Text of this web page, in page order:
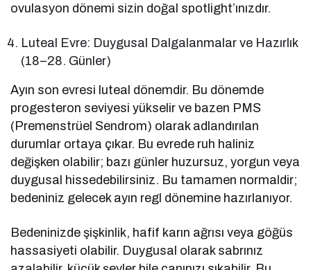
ovulasyon dönemi sizin doğal spotlight’ınızdır.
Luteal Evre: Duygusal Dalgalanmalar ve Hazırlık
(18–28. Günler)
Ayın son evresi luteal dönemdir. Bu dönemde
progesteron seviyesi yükselir ve bazen PMS
(Premenstrüel Sendrom) olarak adlandırılan
durumlar ortaya çıkar. Bu evrede ruh haliniz
değişken olabilir; bazı günler huzursuz, yorgun veya
duygusal hissedebilirsiniz. Bu tamamen normaldir;
bedeniniz gelecek ayın regl dönemine hazırlanıyor.
Bedeninizde şişkinlik, hafif karın ağrısı veya göğüs
hassasiyeti olabilir. Duygusal olarak sabrınız